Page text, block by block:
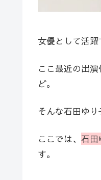
女優として活躍
ここ最近の出演
ど。
そんな石田ゆ
ここでは、 石田
す。